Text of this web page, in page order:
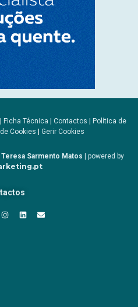
Ficha Técnica Contactos
Política de
Cookies Gerir Cookies
Teresa Sarmento Matos | powered by